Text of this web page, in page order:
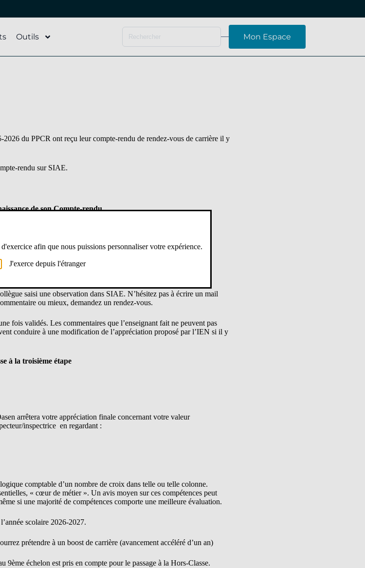
Outils Mon Espace
du PPCR ont reçu leur compte-rendu de rendez-vous de carrière il y
rendu sur SIAE.
de son Compte-rendu.
items ousi je ne suis pas d’accord avec l’avis final, je peux
la date butoir)
saisi une observation dans SIAE. N’hésitez pas à écrire un mail
ou mieux, demandez un rendez-vous.
fois validés. Les commentaires que l’enseignant fait ne peuvent pas
conduire à une modification de l’appréciation proposé par l’IEN si il y
à la troisième étape
arrêtera votre appréciation finale concernant votre valeur
inspectrice en regardant :
comptable d’un nombre de croix dans telle ou telle colonne.
« cœur de métier ». Un avis moyen sur ces compétences peut
si une majorité de compétences comporte une meilleure évaluation.
scolaire 2026-2027.
prétendre à un boost de carrière (avancement accéléré d’un an)
9ème échelon est pris en compte pour le passage à la Hors-Classe.
afin que nous puissions personnaliser votre expérience.
J'exerce depuis l'étranger